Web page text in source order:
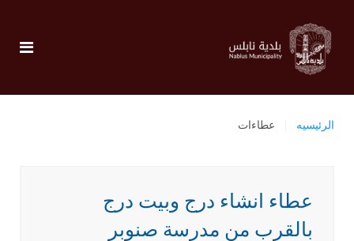
الرئيسيه عطاءات
عطاء انشاء درج وبيت درج
بالقرب من مدرسة صنوبر